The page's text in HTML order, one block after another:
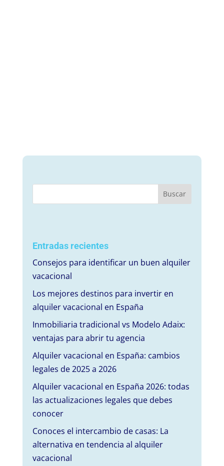
Entradas recientes
Consejos para identificar un buen alquiler
vacacional
Los mejores destinos para invertir en
alquiler vacacional en España
Inmobiliaria tradicional vs Modelo Adaix:
ventajas para abrir tu agencia
Alquiler vacacional en España: cambios
legales de 2025 a 2026
Alquiler vacacional en España 2026: todas
las actualizaciones legales que debes
conocer
Conoces el intercambio de casas: La
alternativa en tendencia al alquiler
vacacional